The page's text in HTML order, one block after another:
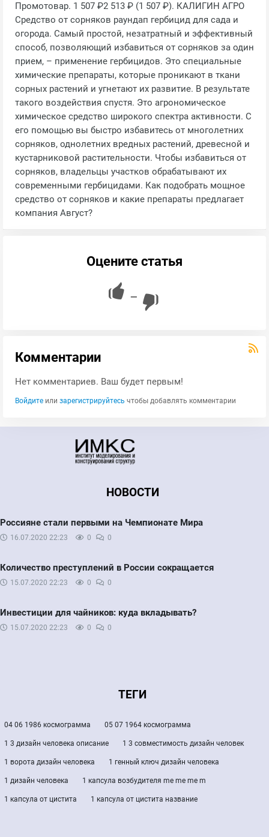
Промотовар. 1 507 ₽2 513 ₽ (1 507 ₽). КАЛИГИН АГРО
Средство от сорняков раундап гербицид для сада и
огорода. Самый простой, незатратный и эффективный
способ, позволяющий избавиться от сорняков за один
прием, – применение гербицидов. Это специальные
химические препараты, которые проникают в ткани
сорных растений и угнетают их развитие. В результате
такого воздействия спустя. Это агрономическое
химическое средство широкого спектра активности. С
его помощью вы быстро избавитесь от многолетних
сорняков, однолетних вредных растений, древесной и
кустарниковой растительности. Чтобы избавиться от
сорняков, владельцы участков обрабатывают их
современными гербицидами. Как подобрать мощное
средство от сорняков и какие препараты предлагает
компания Август?
Оцените статья
—
Комментарии
Нет комментариев. Ваш будет первым!
Войдите или зарегистрируйтесь чтобы добавлять комментарии
НОВОСТИ
Россияне стали первыми на Чемпионате Мира
16.07.2020 22:23 0 0
Количество преступлений в России сокращается
15.07.2020 22:23 0 0
Инвестиции для чайников: куда вкладывать?
15.07.2020 22:23 0 0
ТЕГИ
04 06 1986 космограмма 05 07 1964 космограмма
1 3 дизайн человека описание 1 3 совместимость дизайн человек
1 ворота дизайн человека 1 генный ключ дизайн человека
1 дизайн человека 1 капсула возбудителя me me me m
1 капсула от цистита 1 капсула от цистита название